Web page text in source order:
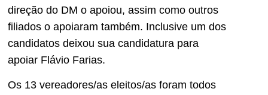
direção do DM o apoiou, assim como outros
filiados o apoiaram também. Inclusive um dos
candidatos deixou sua candidatura para
apoiar Flávio Farias.
Os 13 vereadores/as eleitos/as foram todos